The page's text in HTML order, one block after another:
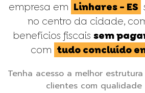
empresa em Linhares - ES
no centro da cidade,
benefícios fiscais sem
com tudo concluído
Tenha acesso a melhor
clientes com qualidade